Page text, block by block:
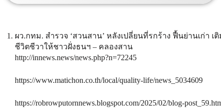
ผว.กทม. สำรวจ ‘สวนสาน’ หลังเปลี่ยนที่รกร้าง ฟื้นย่านเก่า เ
ชีวิตชีวาให้ชาวฝั่งธนฯ – คลองสาน
http://innews.news/news.php?n=72245
https://www.matichon.co.th/local/quality-life/news_5034609
https://robrowputornnews.blogspot.com/2025/02/blog-